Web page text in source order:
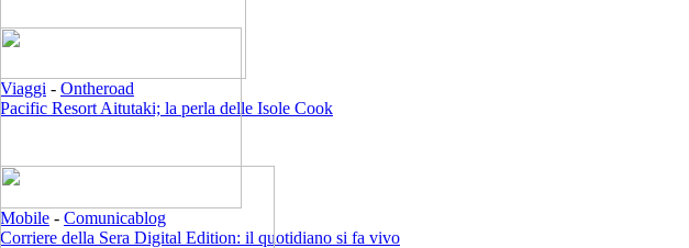
Viaggi - Ontheroad
Pacific Resort Aitutaki; la perla delle Isole Cook
Mobile - Comunicablog
Corriere della Sera Digital Edition: il quotidiano si fa vivo